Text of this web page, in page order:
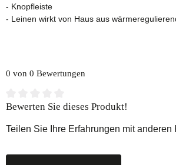
- Knopfleiste
- Leinen wirkt von Haus aus
0 von 0 Bewertungen
Durchschnittliche Bewertung von 0 von 5
Bewerten Sie dieses Produkt!
Teilen Sie Ihre Erfahrungen mit anderen